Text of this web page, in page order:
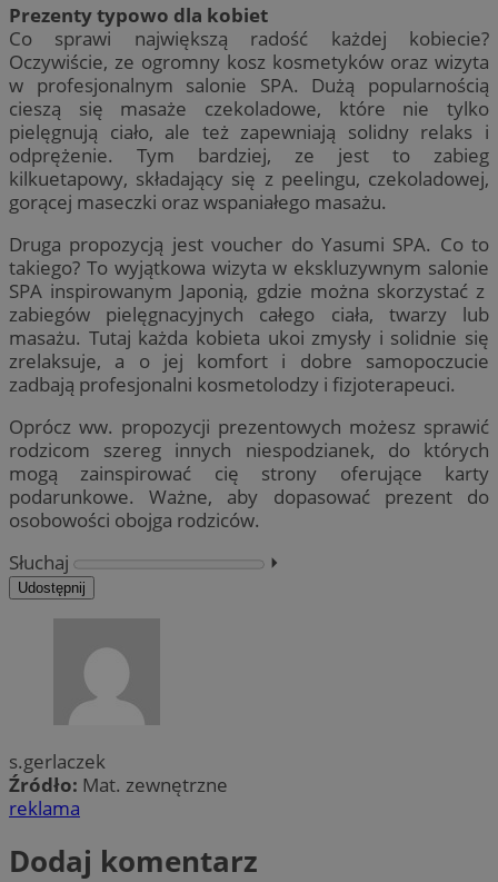
Prezenty typowo dla kobiet
Co sprawi największą radość każdej kobiecie?
Oczywiście, ze ogromny kosz kosmetyków oraz wizyta
w profesjonalnym salonie SPA. Dużą popularnością
cieszą się masaże czekoladowe, które nie tylko
pielęgnują ciało, ale też zapewniają solidny relaks i
odprężenie. Tym bardziej, ze jest to zabieg
kilkuetapowy, składający się z peelingu, czekoladowej,
gorącej maseczki oraz wspaniałego masażu.
Druga propozycją jest voucher do Yasumi SPA. Co to
takiego? To wyjątkowa wizyta w ekskluzywnym salonie
SPA inspirowanym Japonią, gdzie można skorzystać z
zabiegów pielęgnacyjnych całego ciała, twarzy lub
masażu. Tutaj każda kobieta ukoi zmysły i solidnie się
zrelaksuje, a o jej komfort i dobre samopoczucie
zadbają profesjonalni kosmetolodzy i fizjoterapeuci.
Oprócz ww. propozycji prezentowych możesz sprawić
rodzicom szereg innych niespodzianek, do których
mogą zainspirować cię strony oferujące karty
podarunkowe. Ważne, aby dopasować prezent do
osobowości obojga rodziców.
Słuchaj
⏵︎
Udostępnij
s.gerlaczek
Źródło: Mat. zewnętrzne
reklama
Dodaj komentarz